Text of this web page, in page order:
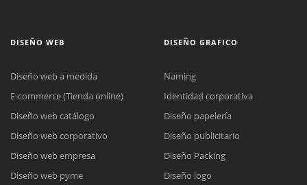
DISEÑO WEB
Diseño web a medida
E-commerce (Tienda online)
Diseño web catálogo
Diseño web corporativo
Diseño web empresa
Diseño web pyme
DISEÑO GRAFICO
Naming
Identidad corporativa
Diseño papelería
Diseño publicitario
Diseño Packing
Diseño logo